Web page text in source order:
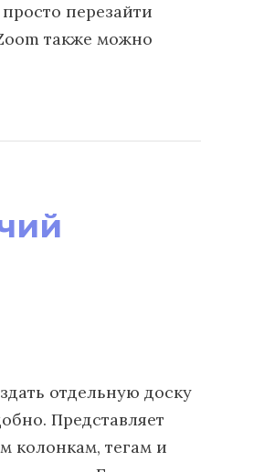
перезайти
также можно
отдельную доску
Представляет
колонкам, тегам и